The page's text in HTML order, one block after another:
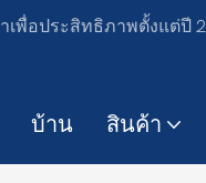
พื่อประสิทธิภาพตั้งแต่ปี
บ้าน สินค้า